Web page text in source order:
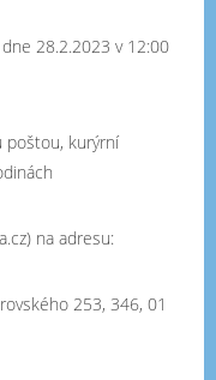
28.2.2023 v 12:00
kurýrní
na adresu:
253, 346, 01